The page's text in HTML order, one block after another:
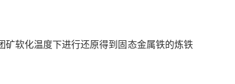
软化温度下进行还原得到固态金属铁的炼铁